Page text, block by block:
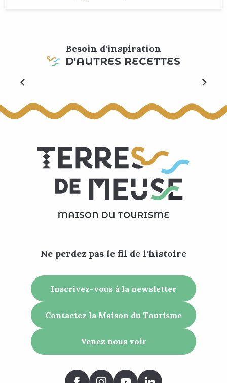
Besoin d'inspiration
D'AUTRES RECETTES
Ne perdez pas le fil de l'histoire
Inscrivez-vous à la newsletter
Contactez la Maison du Tourisme
Venez nous voir